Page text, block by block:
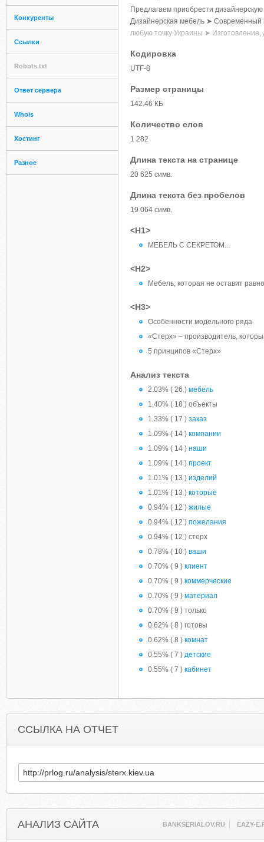
Конкуренты
Ссылки
Robots.txt
Ответ сервера
Whois
Хостинг
Разное
Предлагаем приобрести
Дизайнерская мебель ➤ Современный
любую точку Украины ➤ Изготовление,
Кодировка
UTF-8
Размер страницы
142.46 КБ
Количество слов
1 282
Длина текста на странице
20 625 симв.
Длина текста без пробелов
19 064 симв.
<H1>
МЕБЕЛЬ С СЕКРЕТОМ...
<H2>
Мебель, которая не оставит
<H3>
Особенности модельного ряда
«Стерх» – производитель,
5 принципов «Стерх»
Анализ текста
2.03% ( 26 ) мебель
1.40% ( 18 ) объекты
1.33% ( 17 ) заказ
1.09% ( 14 ) компании
1.09% ( 14 ) наши
1.09% ( 14 ) проект
1.01% ( 13 ) изделий
1.01% ( 13 ) которые
0.94% ( 12 ) жилые
0.94% ( 12 ) пожелания
0.94% ( 12 ) стерх
0.78% ( 10 ) ваши
0.70% ( 9 ) клиент
0.70% ( 9 ) коммерческие
0.70% ( 9 ) материал
0.70% ( 9 ) только
0.62% ( 8 ) готовы
0.62% ( 8 ) комнат
0.55% ( 7 ) детские
0.55% ( 7 ) кабинет
ССЫЛКА НА ОТЧЕТ
АНАЛИЗ САЙТА BANKSERIALOV.RU EAZY-